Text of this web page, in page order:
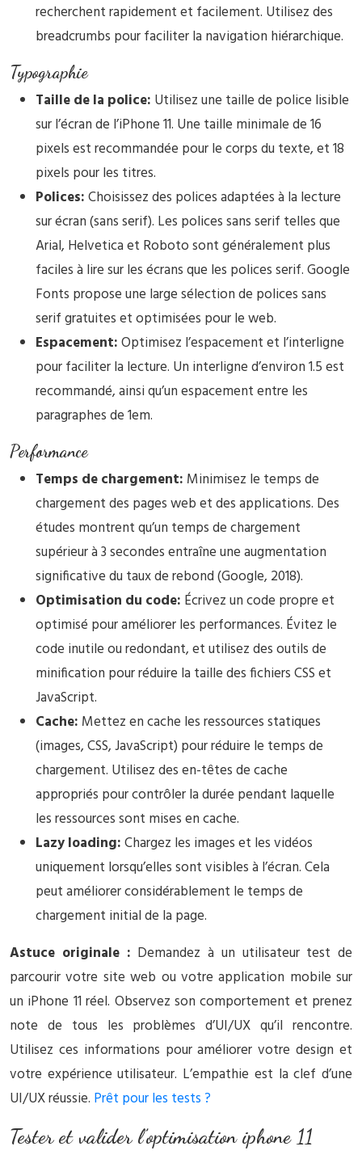
recherchent rapidement et facilement. Utilisez des
breadcrumbs pour faciliter la navigation hiérarchique.
Typographie
Taille de la police: Utilisez une taille de police lisible
sur l’écran de l’iPhone 11. Une taille minimale de 16
pixels est recommandée pour le corps du texte, et 18
pixels pour les titres.
Polices:Choisissez des polices adaptées à la lecture
sur écran (sans serif). Les polices sans serif telles que
Arial, Helvetica et Roboto sont généralement plus
faciles à lire sur les écrans que les polices serif. Google
Fonts propose une large sélection de polices sans
serif gratuites et optimisées pour le web.
Espacement:Optimisez l’espacement et l’interligne
pour faciliter la lecture. Un interligne d’environ 1.5 est
recommandé, ainsi qu’un espacement entre les
paragraphes de 1em.
Performance
Temps de chargement: Minimisez le temps de
chargement des pages web et des applications. Des
études montrent qu’un temps de chargement
supérieur à 3 secondes entraîne une augmentation
significative du taux de rebond (Google, 2018).
Optimisation du code: Écrivez un code propre et
optimisé pour améliorer les performances. Évitez le
code inutile ou redondant, et utilisez des outils de
minification pour réduire la taille des fichiers CSS et
JavaScript.
Cache: Mettez en cache les ressources statiques
(images, CSS, JavaScript) pour réduire le temps de
chargement. Utilisez des en-têtes de cache
appropriés pour contrôler la durée pendant laquelle
les ressources sont mises en cache.
Lazy loading:Chargez les images et les vidéos
uniquement lorsqu’elles sont visibles à l’écran. Cela
peut améliorer considérablement le temps de
chargement initial de la page.
Astuce originale : Demandez à un utilisateur test de
parcourir votre site web ou votre application mobile sur
un iPhone 11 réel. Observez son comportement et prenez
note de tous les problèmes d’UI/UX qu’il rencontre.
Utilisez ces informations pour améliorer votre design et
votre expérience utilisateur. L’empathie est la clef d’une
UI/UX réussie. Prêt pour les tests ?
Tester et valider l’optimisation iphone 11